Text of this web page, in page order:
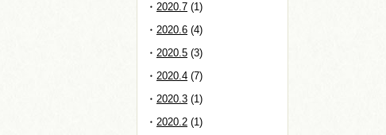
2020.7 (1)
2020.6 (4)
2020.5 (3)
2020.4 (7)
2020.3 (1)
2020.2 (1)